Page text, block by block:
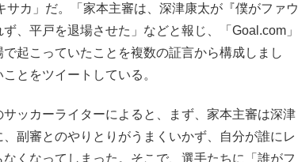
サカ」だ。「家本主審は、深津康太が『僕がファウ
、平戸を退場させた」などと報じ、「Goal.com」
起こっていたことを複数の証言から構成しまし
とをツイートしている。
ッカーライターによると、まず、家本主審は深津
副審とのやりとりがうまくいかず、自分が誰にレ
くなってしまった。そこで、選手たちに「誰がフ